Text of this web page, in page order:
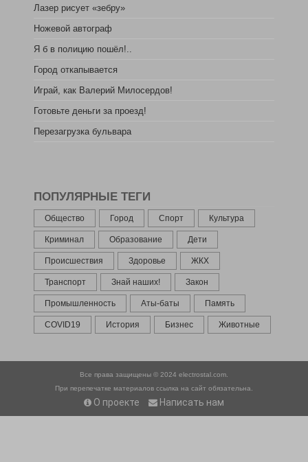
Лазер рисует «зебру»
Ножевой автограф
Я б в полицию пошёл!..
Город откапывается
Играй, как Валерий Милосердов!
Готовьте деньги за проезд!
Перезагрузка бульвара
ПОПУЛЯРНЫЕ ТЕГИ
Общество Город Спорт Культура
Криминал Образование Дети
Происшествия Здоровье ЖКХ
Транспорт Знай наших! Закон
Промышленность Аты-баты Память
COVID19 История Бизнес Животные
Все права защищены © 2024 electrostal.com.
При перепечатке материалов ссылка на сайт обязательна.
О проекте Написать нам